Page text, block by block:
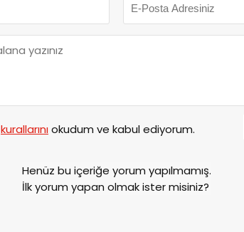
kurallarınıokudum ve kabul ediyorum.
Henüz bu içeriğe yorum yapılmamış.
İlk yorum yapan olmak ister misiniz?